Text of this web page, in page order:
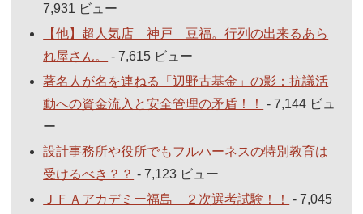
7,931 ビュー
【他】超人気店 神戸 豆福。行列の出来るあら
れ屋さん。
- 7,615 ビュー
著名人が名を連ねる「辺野古基金」の影：抗議活
動への資金流入と安全管理の矛盾！！
- 7,144 ビュ
ー
設計事務所や役所でもフルハーネスの特別教育は
受けるべき？？ - 7,123 ビュー
ＪＦＡアカデミー福島 ２次選考試験！！
- 7,045